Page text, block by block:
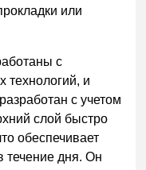
или
с
технологий, и
с учетом
слой быстро
обеспечивает
течение дня. Он